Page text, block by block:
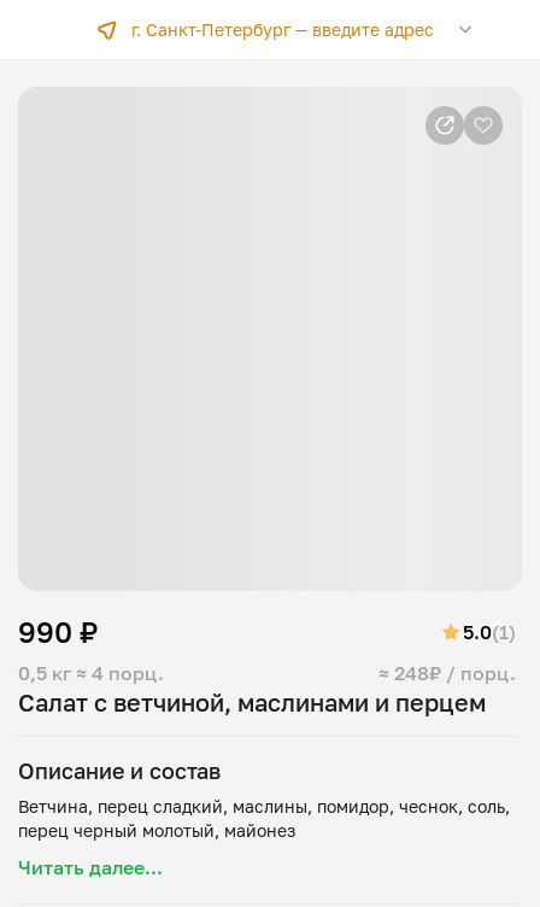
г. Санкт-Петербург —введите адрес
Салат с ветчиной, маслинами и перцем
0,5 кг ≈ 4 порц. ≈ 248₽ / порц.
990 ₽ 5.0(1)
Описание и состав
Ветчина, перец сладкий, маслины, помидор, чеснок, соль,
Читать далее...